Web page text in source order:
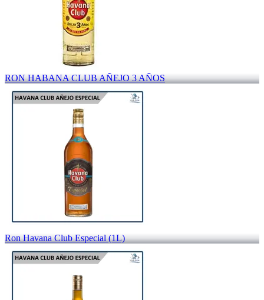
RON HABANA CLUB AÑEJO 3 AÑOS
Ron Havana Club Especial (1L)